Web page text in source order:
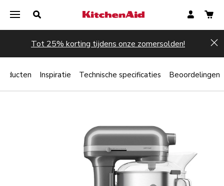
Tot 25% korting tijdens onze zomersolden!
Inspiratie Technische specificaties Beoordelingen